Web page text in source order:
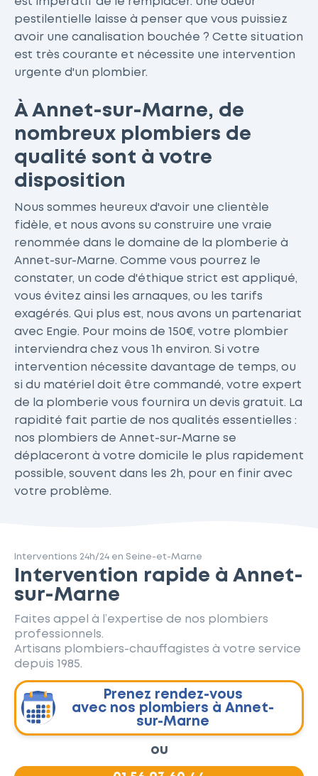
pestilentielle laisse à penser que vous puissiez
avoir une canalisation bouchée ? Cette situation
est très courante et nécessite une intervention
urgente d'un plombier.
À Annet-sur-Marne, de
nombreux plombiers de
qualité sont à votre
disposition
Nous sommes heureux d'avoir une clientèle
fidèle, et nous avons su construire une vraie
renommée dans le domaine de la plomberie à
Annet-sur-Marne. Comme vous pourrez le
constater, un code d'éthique strict est appliqué,
vous évitez ainsi les arnaques, ou les tarifs
exagérés. Qui plus est, nous avons un partenariat
avec Engie. Pour moins de 150€, votre plombier
interviendra chez vous 1h environ. Si votre
intervention nécessite davantage de temps, ou
si du matériel doit être commandé, votre expert
de la plomberie vous fournira un devis gratuit. La
rapidité fait partie de nos qualités essentielles :
nos plombiers de Annet-sur-Marne se
déplaceront à votre domicile le plus rapidement
possible, souvent dans les 2h, pour en finir avec
votre problème.
Interventions 24h/24 en Seine-et-Marne
Intervention rapide à Annet-
sur-Marne
Faites appel à l’expertise de nos plombiers
professionnels.
Artisans plombiers-chauffagistes à votre service
depuis 1985.
Prenez rendez-vous
avec nos plombiers à Annet-
sur-Marne
ou